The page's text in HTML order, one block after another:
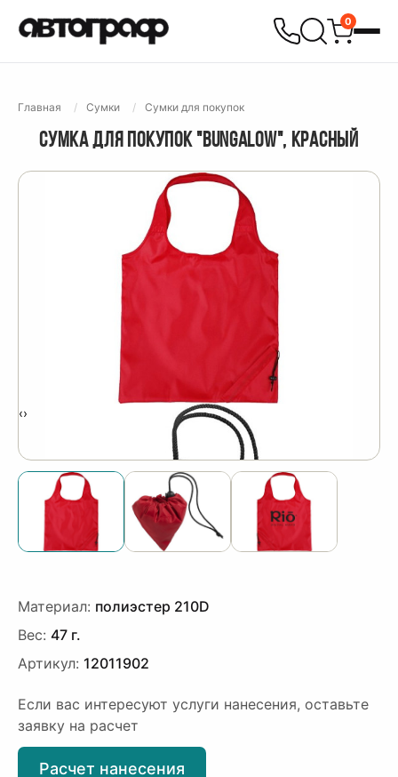
0
Главная Сумки Сумки для покупок
СУМКА ДЛЯ ПОКУПОК "BUNGALOW", КРАСНЫЙ
‹›
Материал: полиэстер 210D
Вес: 47 г.
Артикул: 12011902
Если вас интересуют услуги нанесения, оставьте
заявку на расчет
Расчет нанесения